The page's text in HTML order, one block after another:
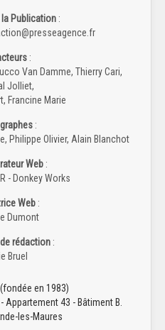
la Publication :
:
Van Damme, Thierry Cari,
Jolliet,
Francine Marie
:
Philippe Olivier, Alain Blanchot
Web :
- Donkey Works
Web:
Dumont
rédaction :
Bruel
en 1983)
Appartement 43 - Bâtiment B.
les-Maures